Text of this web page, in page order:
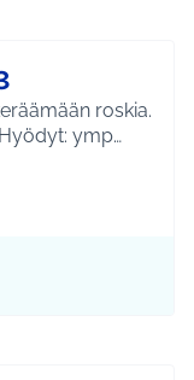
roskia.
Jokela on paikoin kovin roskainen. Hyödyt: ymp…